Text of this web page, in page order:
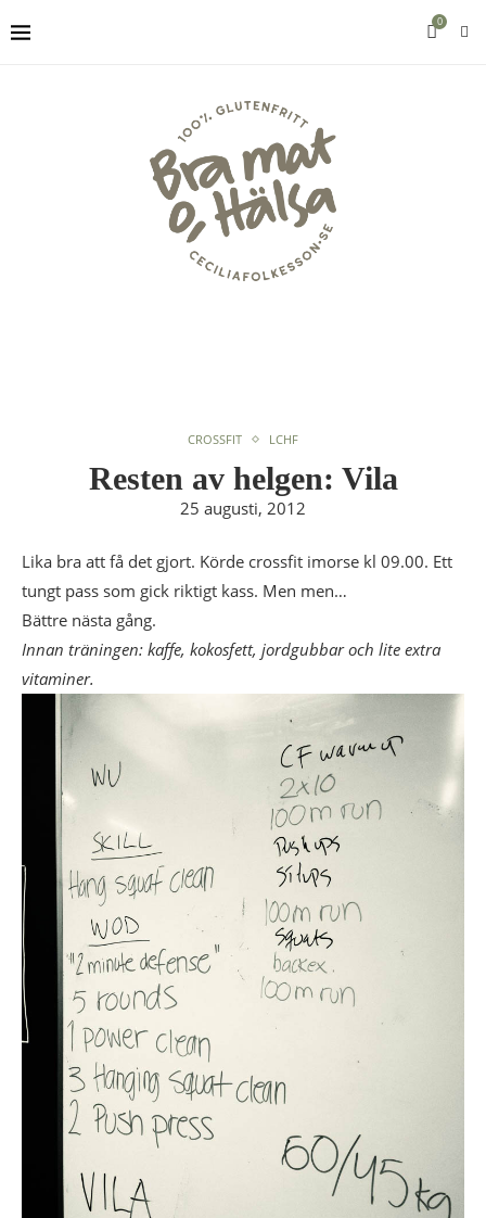
0
CROSSFIT LCHF
Resten av helgen: Vila
25 augusti, 2012
Lika bra att få det gjort. Körde crossfit imorse kl 09.00. Ett
tungt pass som gick riktigt kass. Men men…
Bättre nästa gång.
Innan träningen: kaffe, kokosfett, jordgubbar och lite extra
vitaminer.